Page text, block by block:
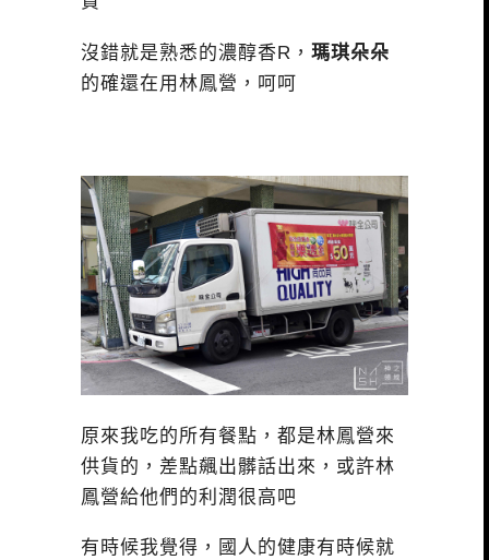
沒錯就是熟悉的濃醇香R， 瑪琪朵朵
的確還在用林鳳營，呵呵
原來我吃的所有餐點，都是林鳳營來
供貨的，差點飆出髒話出來，或許林
鳳營給他們的利潤很高吧
有時候我覺得，國人的健康有時候就